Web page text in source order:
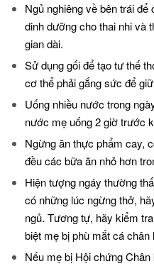
Ngủ nghiêng về bên trái
dinh dưỡng cho thai nhi và
gian dài.
Sử dụng gối để tạo tư thế
cơ thể phải gắng sức để
Uống nhiều nước trong
nước mẹ uống 2 giờ trước
Ngừng ăn thực phẩm cay,
đều các bữa ăn nhỏ hơn
Hiện tượng ngáy thường
có những lúc ngừng thở,
ngủ. Tương tự, hãy kiểm
biệt mẹ bị phù mắt cá chân
Nếu mẹ bị Hội chứng